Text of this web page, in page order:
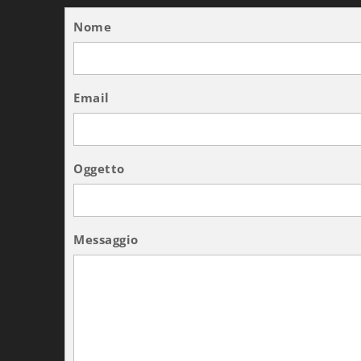
Nome
Email
Oggetto
Messaggio